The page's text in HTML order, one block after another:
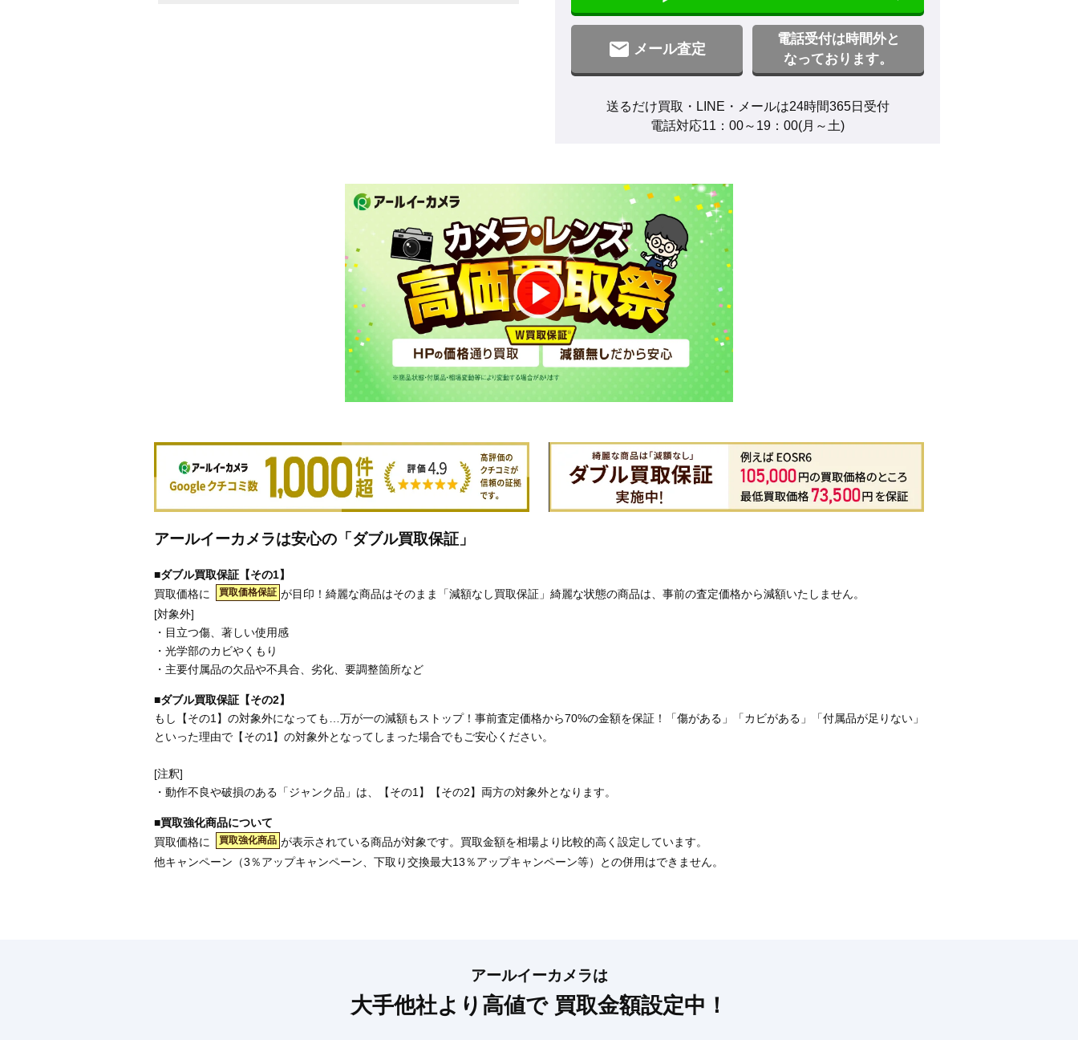
メール査定
電話受付は時間外と
なっております。
送るだけ買取・LINE・メールは24時間365日受付
電話対応11：00～19：00(月～土)
アールイーカメラは安心の「ダブル買取保証」
■ダブル買取保証【その1】
買取価格に
買取価格保証 が目印！綺麗な商品はそのまま「減額なし買取保証」綺麗な状態の商品は、事前の査定価格から減額いたしません。
[対象外]
・目立つ傷、著しい使用感
・光学部のカビやくもり
・主要付属品の欠品や不具合、劣化、要調整箇所など
■ダブル買取保証【その2】
もし【その1】の対象外になっても…万が一の減額もストップ！事前査定価格から70%の金額を保証！「傷がある」「カビがある」「付属品が足りない」
といった理由で【その1】の対象外となってしまった場合でもご安心ください。
[注釈]
・動作不良や破損のある「ジャンク品」は、【その1】【その2】両方の対象外となります。
■買取強化商品について
買取価格に
買取強化商品 が表示されている商品が対象です。買取金額を相場より比較的高く設定しています。
他キャンペーン（3％アップキャンペーン、下取り交換最大13％アップキャンペーン等）との併用はできません。
アールイーカメラは
大手他社より高値で 買取金額設定中！